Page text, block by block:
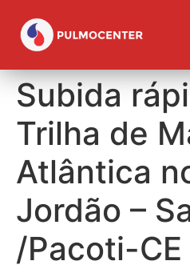
Subida
Trilha de
Atlântica
Jordão –
/Pacoti-CE